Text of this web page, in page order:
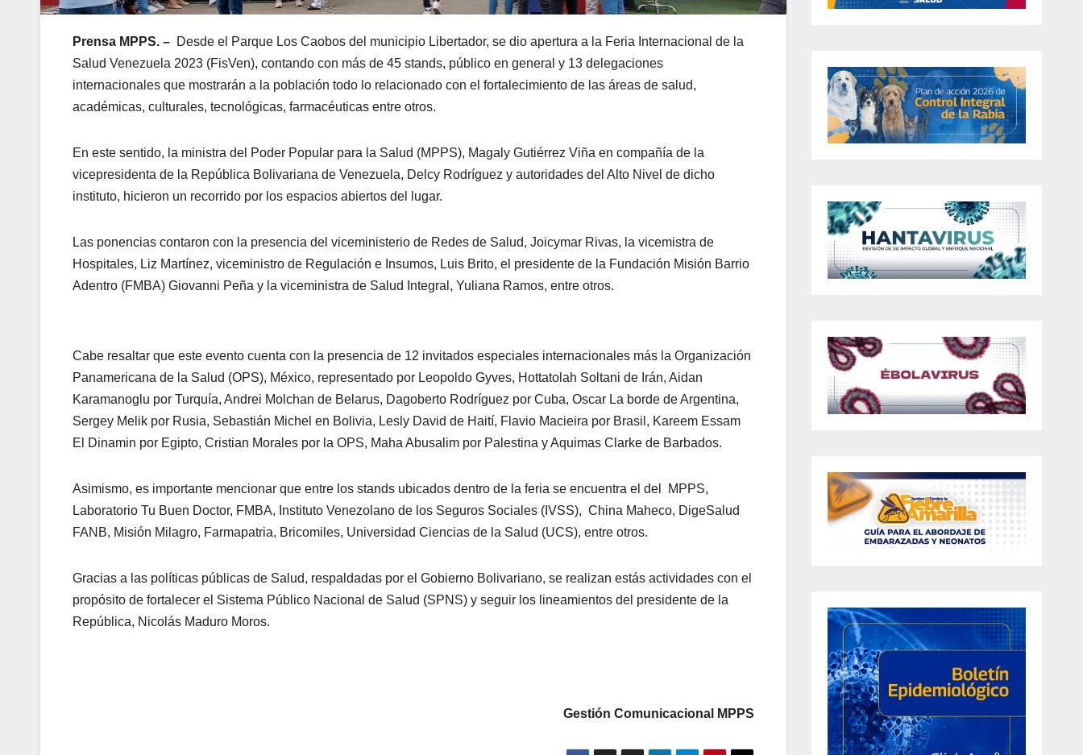
Prensa MPPS. – Desde el Parque Los Caobos del municipio Libertador, se dio apertura a la Feria Internacional de la
Salud Venezuela 2023 (FisVen), contando con más de 45 stands, público en general y 13 delegaciones
internacionales que mostrarán a la población todo lo relacionado con el fortalecimiento de las áreas de salud,
académicas, culturales, tecnológicas, farmacéuticas entre otros.
En este sentido, la ministra del Poder Popular para la Salud (MPPS), Magaly Gutiérrez Viña en compañía de la
vicepresidenta de la República Bolivariana de Venezuela, Delcy Rodríguez y autoridades del Alto Nivel de dicho
instituto, hicieron un recorrido por los espacios abiertos del lugar.
Las ponencias contaron con la presencia del viceministerio de Redes de Salud, Joicymar Rivas, la vicemistra de
Hospitales, Liz Martínez, viceministro de Regulación e Insumos, Luis Brito, el presidente de la Fundación Misión Barrio
Adentro (FMBA) Giovanni Peña y la viceministra de Salud Integral, Yuliana Ramos, entre otros.
Cabe resaltar que este evento cuenta con la presencia de 12 invitados especiales internacionales más la Organización
Panamericana de la Salud (OPS), México, representado por Leopoldo Gyves, Hottatolah Soltani de Irán, Aidan
Karamanoglu por Turquía, Andrei Molchan de Belarus, Dagoberto Rodríguez por Cuba, Oscar La borde de Argentina,
Sergey Melik por Rusia, Sebastián Michel en Bolivia, Lesly David de Haití, Flavio Macieira por Brasil, Kareem Essam
El Dinamin por Egipto, Cristian Morales por la OPS, Maha Abusalim por Palestina y Aquimas Clarke de Barbados.
Asimismo, es importante mencionar que entre los stands ubicados dentro de la feria se encuentra el del MPPS,
Laboratorio Tu Buen Doctor, FMBA, Instituto Venezolano de los Seguros Sociales (IVSS), China Maheco, DigeSalud
FANB, Misión Milagro, Farmapatria, Bricomiles, Universidad Ciencias de la Salud (UCS), entre otros.
Gracias a las políticas públicas de Salud, respaldadas por el Gobierno Bolivariano, se realizan estás actividades con el
propósito de fortalecer el Sistema Público Nacional de Salud (SPNS) y seguir los lineamientos del presidente de la
República, Nicolás Maduro Moros.
Gestión Comunicacional MPPS